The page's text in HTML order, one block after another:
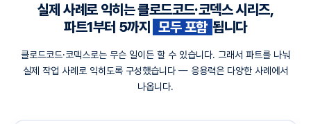
실제 사례로 익히는 클로드코드·코덱스 시리즈,
파트1부터 5까지
모두 포함 됩니다
클로드코드·코덱스로는 무슨 일이든 할 수 있습니다. 그래서 파트를 나눠
실제 작업 사례로 익히도록 구성했습니다 — 응용력은 다양한 사례에서
나옵니다.